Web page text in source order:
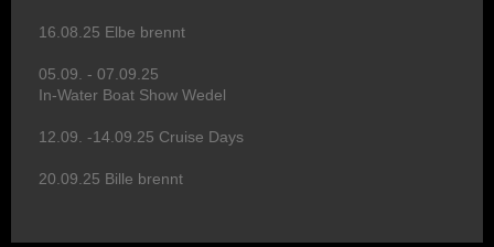
16.08.25 Elbe brennt
05.09. - 07.09.25
In-Water Boat Show Wedel
12.09. -14.09.25 Cruise Days
20.09.25 Bille brennt